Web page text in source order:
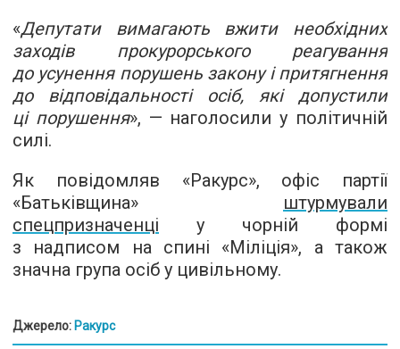
«Депутати вимагають вжити необхідних
заходів прокурорського реагування
до усунення порушень закону і притягнення
до відповідальності осіб, які допустили
ці порушення», — наголосили у політичній
силі.
Як повідомляв «Ракурс», офіс партії
«Батьківщина» штурмували
спецпризначенці у чорній формі
з надписом на спині «Міліція», а також
значна група осіб у цивільному.
Джерело: Ракурс